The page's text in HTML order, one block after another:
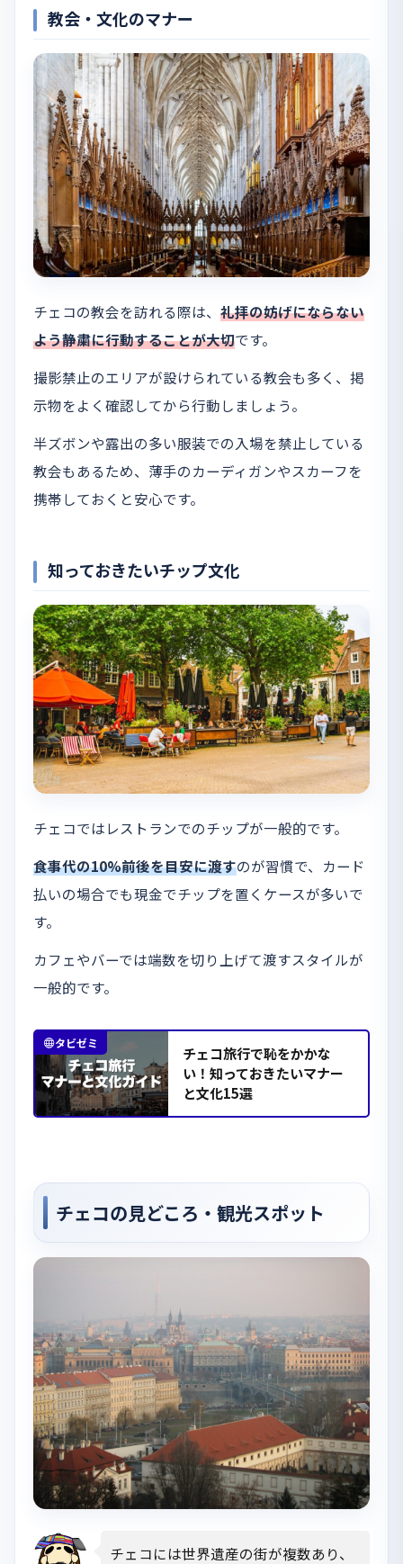
教会・文化のマナー
チェコの教会を訪れる際は、 礼拝の妨げにならない
よう静粛に行動することが大切です。
撮影禁止のエリアが設けられている教会も多く、掲
示物をよく確認してから行動しましょう。
半ズボンや露出の多い服装での入場を禁止している
教会もあるため、薄手のカーディガンやスカーフを
携帯しておくと安心です。
知っておきたいチップ文化
チェコではレストランでのチップが一般的です。
食事代の10%前後を目安に渡すのが習慣で、カード
払いの場合でも現金でチップを置くケースが多いで
す。
カフェやバーでは端数を切り上げて渡すスタイルが
一般的です。
タビゼミ
チェコ旅行で恥をかかな
い！知っておきたいマナー
と文化15選
チェコの見どころ・観光スポット
チェコには世界遺産の街が複数あり、